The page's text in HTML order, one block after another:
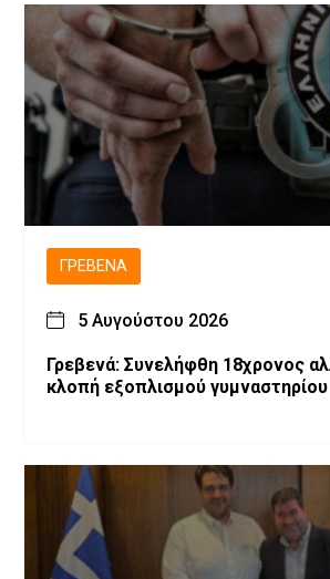
ΓΡΕΒΕΝΆ
5 Αυγούστου 2026
Γρεβενά: Συνελήφθη 18χρονος
κλοπή εξοπλισμού γυμναστηρίου